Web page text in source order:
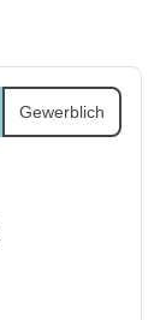
Gewerblich